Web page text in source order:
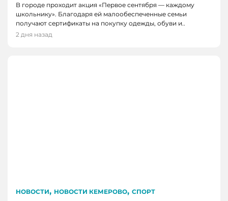
В городе проходит акция «Первое сентября — каждому
школьнику». Благодаря ей малообеспеченные семьи
получают сертификаты на покупку одежды, обуви и..
2 дня назад
НОВОСТИ, НОВОСТИ КЕМЕРОВО, СПОРТ